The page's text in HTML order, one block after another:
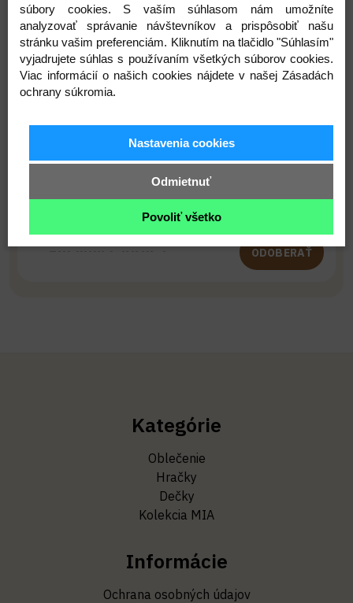
Prihláste sa na odber noviniek
Buďte prvý, kto to vie. Zaregistrujte sa na odber
noviniek ešte dnes
ODOBERAŤ
Kategórie
Oblečenie
Hračky
Dečky
Kolekcia MIA
Informácie
Ochrana osobných údajov
súbory cookies. S vaším súhlasom nám umožníte
analyzovať správanie návštevníkov a prispôsobiť našu
stránku vašim preferenciám. Kliknutím na tlačidlo "Súhlasím"
vyjadrujete súhlas s používaním všetkých súborov cookies.
Viac informácií o našich cookies nájdete v našej Zásadách
ochrany súkromia.
Nastavenia cookies
Odmietnuť
Povoliť všetko